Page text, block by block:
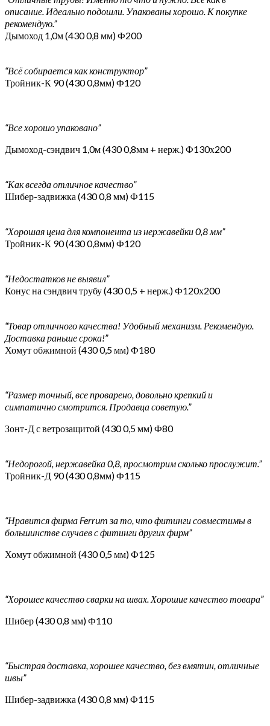
описание. Идеально подошли. Упакованы хорошо. К покупке
рекомендую.”
Дымоход 1,0м (430 0,8 мм) Ф200
“Всё собирается как конструктор”
Тройник-К 90 (430 0,8мм) Ф120
“Все хорошо упаковано”
Дымоход-сэндвич 1,0м (430 0,8мм + нерж.) Ф130х200
“Как всегда отличное качество”
Шибер-задвижка (430 0,8 мм) Ф115
“Хорошая цена для компонента из нержавейки 0,8 мм”
Тройник-К 90 (430 0,8мм) Ф120
“Недостатков не выявил”
Конус на сэндвич трубу (430 0,5 + нерж.) Ф120х200
“Товар отличного качества! Удобный механизм. Рекомендую.
Доставка раньше срока!”
Хомут обжимной (430 0,5 мм) Ф180
“Размер точный, все проварено, довольно крепкий и
симпатично смотрится. Продавца советую.”
Зонт-Д с ветрозащитой (430 0,5 мм) Ф80
“Недорогой, нержавейка 0,8, просмотрим сколько прослужит.”
Тройник-Д 90 (430 0,8мм) Ф115
“Нравится фирма Ferrum за то, что фитинги совместимы в
большинстве случаев с фитинги других фирм”
Хомут обжимной (430 0,5 мм) Ф125
“Хорошее качество сварки на швах. Хорошие качество товара”
Шибер (430 0,8 мм) Ф110
“Быстрая доставка, хорошее качество, без вмятин, отличные
швы”
Шибер-задвижка (430 0,8 мм) Ф115